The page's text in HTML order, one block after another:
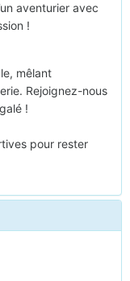
aventurier avec
!
mêlant
Rejoignez-nous
!
pour rester